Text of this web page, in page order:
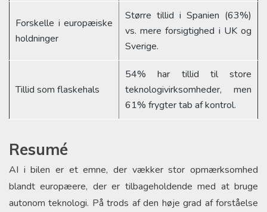
Forskelle i europæiske
holdninger
Større tillid i Spanien (63%)
vs. mere forsigtighed i UK og
Sverige.
Tillid som flaskehals
54% har tillid til store
teknologivirksomheder, men
61% frygter tab af kontrol.
Resumé
AI i bilen er et emne, der vækker stor opmærksomhed
blandt europæere, der er tilbageholdende med at bruge
autonom teknologi. På trods af den høje grad af forståelse